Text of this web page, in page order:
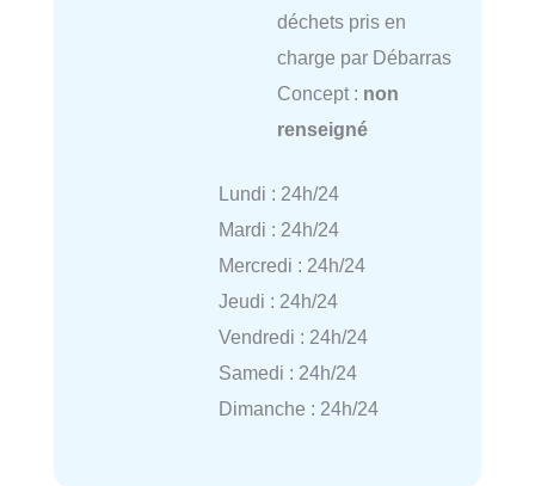
déchets pris en
charge par Débarras
Concept : non
renseigné
Lundi : 24h/24
Mardi : 24h/24
Mercredi : 24h/24
Jeudi : 24h/24
Vendredi : 24h/24
Samedi : 24h/24
Dimanche : 24h/24